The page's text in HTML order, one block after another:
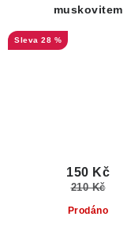
muskovitem
28 %
Prodáno
150 Kč
210 Kč